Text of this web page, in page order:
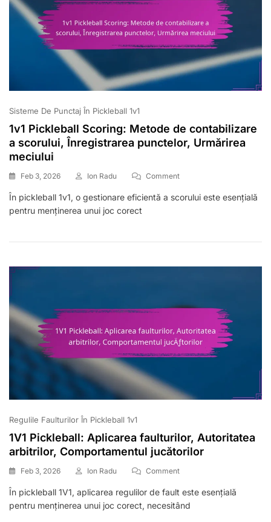
Sisteme De Punctaj În Pickleball 1v1
1v1 Pickleball Scoring: Metode de contabilizare
a scorului, Înregistrarea punctelor, Urmărirea
meciului
Feb 3, 2026 Ion Radu CommentOn
Pickleball
Contabilizare
Scorului,
În pickleball 1v1, o gestionare eficientă a scorului este esențială
pentru menținerea unui joc corect
Regulile Faulturilor În Pickleball 1v1
1V1 Pickleball: Aplicarea faulturilor, Autoritatea
arbitrilor, Comportamentul jucătorilor
Feb 3, 2026 Ion Radu CommentOn
Pickleball:
Aplicarea
În pickleball 1V1, aplicarea regulilor de fault este esențială
pentru menținerea unui joc corect, necesitând